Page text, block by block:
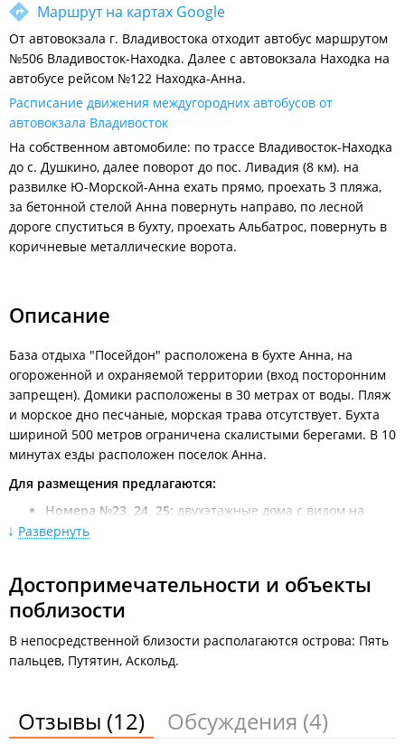
Маршрут на картах Google
От автовокзала г. Владивостока отходит автобус маршрутом
№506 Владивосток-Находка. Далее с автовокзала Находка на
автобусе рейсом №122 Находка-Анна.
Расписание движения междугородних автобусов от
автовокзала Владивосток
На собственном автомобиле: по трассе Владивосток-Находка
до с. Душкино, далее поворот до пос. Ливадия (8 км). на
развилке Ю-Морской-Анна ехать прямо, проехать 3 пляжа,
за бетонной стелой Анна повернуть направо, по лесной
дороге спуститься в бухту, проехать Альбатрос, повернуть в
коричневые металлические ворота.
Описание
База отдыха "Посейдон" расположена в бухте Анна, на
огороженной и охраняемой территории (вход посторонним
запрещен). Домики расположены в 30 метрах от воды. Пляж
и морское дно песчаные, морская трава отсутствует. Бухта
шириной 500 метров ограничена скалистыми берегами. В 10
минутах езды расположен поселок Анна.
Для размещения предлагаются:
Номера №23, 24, 25: двухэтажные дома с видом на
бухту. На каждом этаже — двуспальная кровать,
телевизор, санузел с душем и титаном. Предусмотрена
плита, электрочайник, стол, стулья) и индивидуальный
мангал.
Номера №8–22:
санузлом с подогревом пола.
Номера №27–30:двухэтажные дома вместимостью до 4
человек без веранды.
запросу. Стоимость комплекта постельного белья — 350 руб.
Развернуть
Достопримечательности и объекты
поблизости
В непосредственной близости располагаются острова: Пять
пальцев, Путятин, Аскольд.
Отзывы (12) Обсуждения (4)